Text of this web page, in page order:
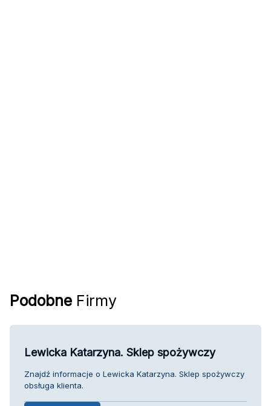
Podobne Firmy
Lewicka Katarzyna. Sklep spożywczy
Znajdź informacje o Lewicka Katarzyna. Sklep spożywczy
obsługa klienta.